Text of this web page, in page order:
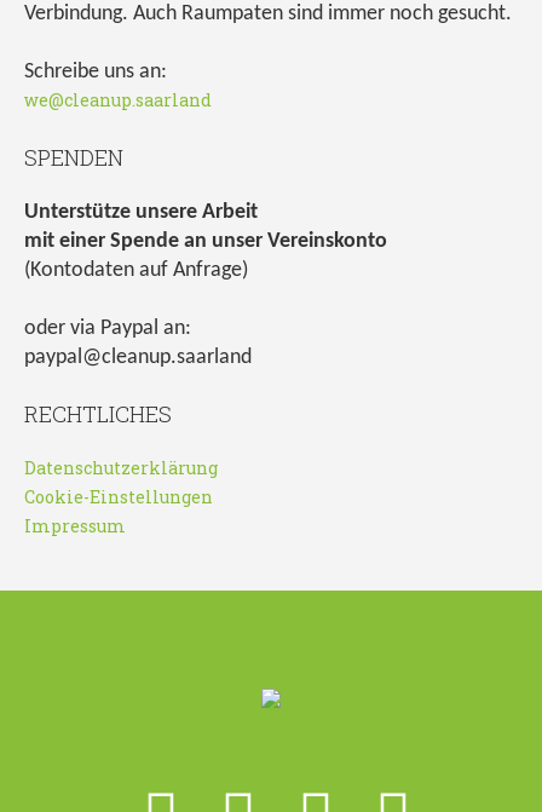
Verbindung. Auch Raumpaten sind immer noch gesucht.
Schreibe uns an:
we@cleanup.saarland
SPENDEN
Unterstütze unsere Arbeit
mit einer Spende an unser Vereinskonto
(Kontodaten auf Anfrage)
oder via Paypal an:
paypal@cleanup.saarland
RECHTLICHES
Datenschutzerklärung
Cookie-Einstellungen
Impressum